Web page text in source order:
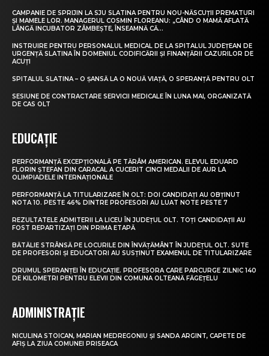
CAMPANIE DE SPRIJIN LA SJU SLATINA PENTRU NOU-NĂSCUȚII PREMATURI
ȘI MAMELE LOR. MANAGERUL COSMIN FLOREANU: „CÂND O MAMĂ AFLATĂ
LÂNGĂ INCUBATOR ZÂMBEȘTE, ÎNSEAMNĂ CĂ...
INSTRUIRE PENTRU PERSONALUL MEDICAL DE LA SPITALUL JUDEȚEAN DE
URGENȚĂ SLATINA ÎN DOMENIUL CODIFICĂRII ȘI FINANȚĂRII CAZURILOR DE
ACUȚI
SPITALUL SLATINA – O ȘANSĂ LA O NOUĂ VIAȚĂ, O SPERANȚĂ PENTRU OLT
SESIUNE DE CONTRACTARE SERVICII MEDICALE ÎN LUNA MAI, ORGANIZATĂ
DE CAS OLT
EDUCAȚIE
PERFORMANȚĂ EXCEPȚIONALĂ PE TĂRÂM AMERICAN. ELEVUL EDUARD
FLORIN ȘTEFAN DIN CARACAL A CUCERIT CINCI MEDALII DE AUR LA
OLIMPIADELE INTERNAȚIONALE
PERFORMANȚĂ LA TITULARIZARE ÎN OLT: DOI CANDIDAȚI AU OBȚINUT
NOTA 10. PESTE 46% DINTRE PROFESORI AU LUAT NOTE PESTE 7
REZULTATELE ADMITERII LA LICEU ÎN JUDEȚUL OLT. TOȚI CANDIDAȚII AU
FOST REPARTIZAȚI DIN PRIMA ETAPĂ
BĂTĂLIE STRÂNSĂ PE LOCURILE DIN ÎNVĂȚĂMÂNT ÎN JUDEȚUL OLT. SUTE
DE PROFESORI ȘI EDUCATORI AU SUSȚINUT EXAMENUL DE TITULARIZARE
DRUMUL SPERANȚEI ÎN EDUCAȚIE. PROFESORA CARE PARCURGE ZILNIC 140
DE KILOMETRI PENTRU ELEVII DIN COMUNA OLTEANĂ FĂGEȚELU
ADMINISTRAȚIE
NICULINA STOICAN, MARIAN MEDREGONIU ȘI SANDA ARGINT, CAPETE DE
AFIȘ LA ZIUA COMUNEI PRISEACA